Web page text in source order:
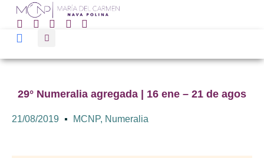
29° Numeralia agregada | 16 ene – 21 de agos
21/08/2019 MCNP, Numeralia